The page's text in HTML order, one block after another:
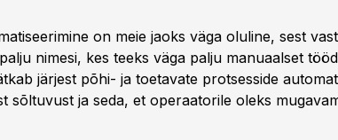
on meie jaoks väga oluline, sest
nimesi, kes teeks väga palju manuaalset
järjest põhi- ja toetavate protsesside
sõltuvust ja seda, et operaatorile oleks